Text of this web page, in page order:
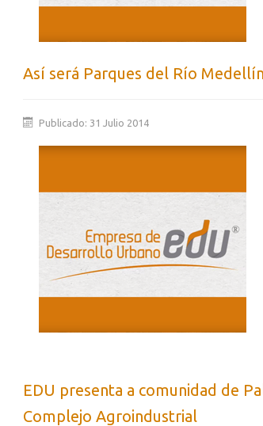
Así será Parques del Río Medellín
Publicado: 31 Julio 2014
EDU presenta a comunidad de
Complejo Agroindustrial